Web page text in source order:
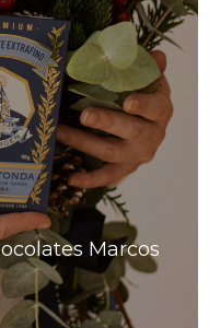
Marcos